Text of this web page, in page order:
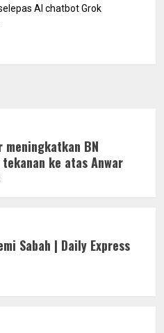
AI chatbot Grok
meningkatkan BN
ke atas Anwar
Sabah | Daily Express